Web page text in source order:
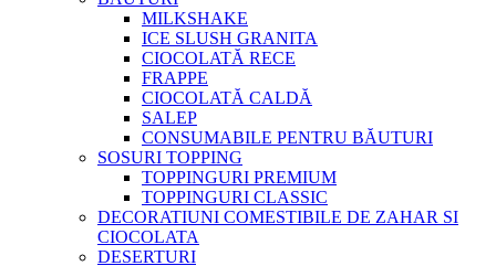
MILKSHAKE
ICE SLUSH GRANITA
CIOCOLATĂ RECE
FRAPPE
CIOCOLATĂ CALDĂ
SALEP
CONSUMABILE PENTRU BĂUTURI
SOSURI TOPPING
TOPPINGURI PREMIUM
TOPPINGURI CLASSIC
DECORATIUNI COMESTIBILE DE ZAHAR SI
CIOCOLATA
DESERTURI